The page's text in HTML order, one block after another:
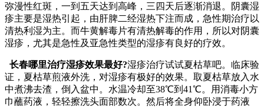
弥漫性红斑，一到五天达到高峰，三四天后逐渐消退。阴囊湿
疹主要是湿热引起，由肝脾二经湿热下注而成，急性期治疗以
清热利湿为主。而牛黄解毒片有清热解毒的作用，所以对阴囊
湿疹，尤其是急性及亚急性类型的湿疹有良好的疗效。
长春哪里治疗湿疹效果最好?湿疹治疗试试夏枯草吧。临床验
证，夏枯草煎液外洗，对湿疹有极好的效果。取夏枯草放入水
中煮沸去渣，倒入盆中。水温冷却至38℃到41℃。用消毒小方
巾蘸药液，轻轻擦洗头面部数次。然后将全身仰卧浸于药液